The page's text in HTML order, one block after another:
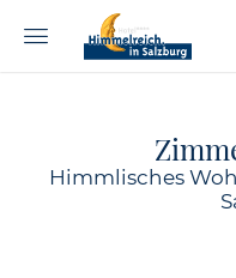
Himmlisches